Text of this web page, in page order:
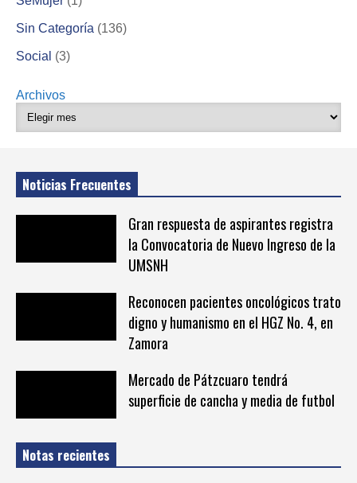
Sin Categoría (136)
Social (3)
Archivos
Noticias Frecuentes
Gran respuesta de aspirantes registra
la Convocatoria de Nuevo Ingreso de la
UMSNH
Reconocen pacientes oncológicos trato
digno y humanismo en el HGZ No. 4, en
Zamora
Mercado de Pátzcuaro tendrá
superficie de cancha y media de futbol
Notas recientes